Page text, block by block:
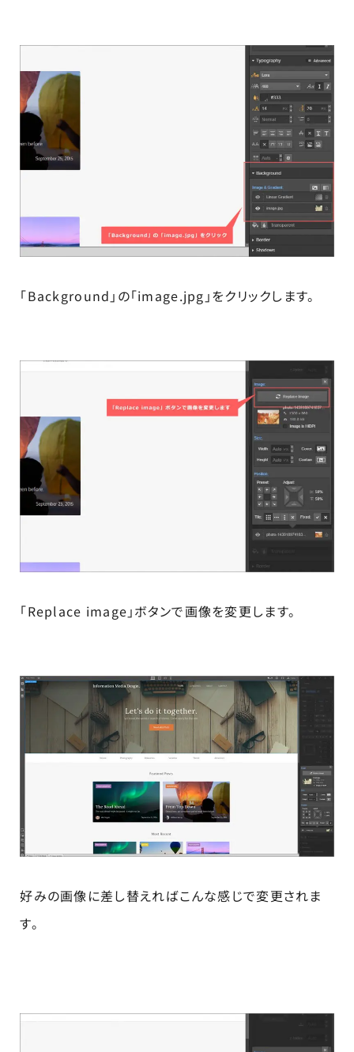
「Background」の「image.jpg」をクリックします。
「Replace image」ボタンで画像を変更します。
好みの画像に差し替えればこんな感じで変更されま
す。